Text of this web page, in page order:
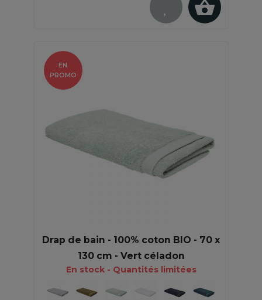
Drap de bain - 100% coton BIO - 70 x
130 cm - Vert céladon
En stock - Quantités limitées
EN
PROMO